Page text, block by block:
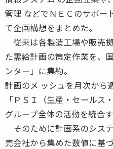
管理 などでＮＥＣのサポー
て企画構想をまとめた。
従来は各製造工場や販売
た需給計画の策定作業を、
ンター」に集約。
計画のメ ッシュを月次から
「ＰＳＩ（生産・セールス
グループ全体の活動を統合す
そのために計画系のシス
売会社から集めた数値に基